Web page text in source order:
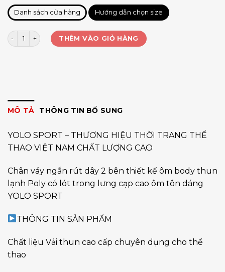
Danh sách cửa hàng Hướng dẫn chọn size
Quần đùi giả váy rút dây 2 bên số lượng
THÊM VÀO GIỎ HÀNG
MÔ TẢ THÔNG TIN BỔ SUNG
YOLO SPORT – THƯƠNG HIỆU THỜI TRANG THỂ
THAO VIỆT NAM CHẤT LƯỢNG CAO
Chân váy ngắn rút dây 2 bên thiết kế ôm body thun
lạnh Poly có lót trong lưng cạp cao ôm tôn dáng
YOLO SPORT
THÔNG TIN SẢN PHẨM
Chất liệu Vải thun cao cấp chuyên dụng cho thể
thao